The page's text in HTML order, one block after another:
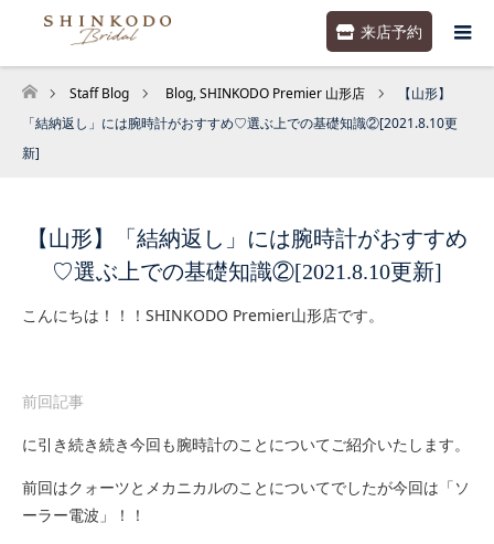
来店予約
ホーム
Staff Blog Blog,SHINKODO Premier 山形店
【山形】
「結納返し」には腕時計がおすすめ♡選ぶ上での基礎知識②[2021.8.10更
新]
【山形】「結納返し」には腕時計がおすすめ
♡選ぶ上での基礎知識②[2021.8.10更新]
こんにちは！！！SHINKODO Premier山形店です。
前回記事
に引き続き続き今回も腕時計のことについてご紹介いたします。
前回はクォーツとメカニカルのことについてでしたが今回は「ソ
ーラー電波」！！